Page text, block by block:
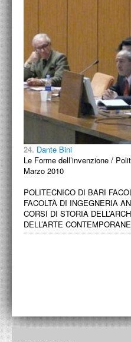
24. Dante Bini
Le Forme dell’invenzione /
Marzo 2010
POLITECNICO DI BARI
FACOLTÀ DI INGEGNERIA
CORSI DI STORIA
DELL’ARTE